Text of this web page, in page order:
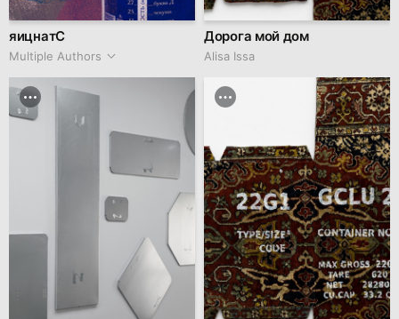
яицнатС
Multiple Authors
Дорога мой дом
Alisa Issa